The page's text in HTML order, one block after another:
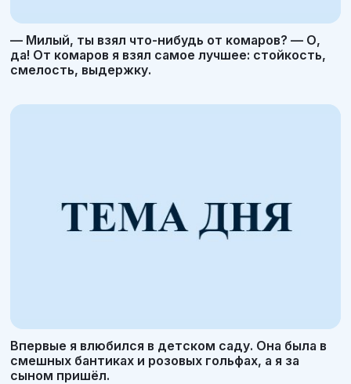
— Милый, ты взял что-нибудь от комаров? — О,
да! От комаров я взял самое лучшее: стойкость,
смелость, выдержку.
Впервые я влюбился в детском саду. Она была в
смешных бантиках и розовых гольфах, а я за
сыном пришёл.